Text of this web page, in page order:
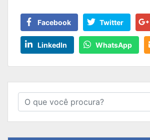
Facebook Twitter
LinkedIn WhatsApp